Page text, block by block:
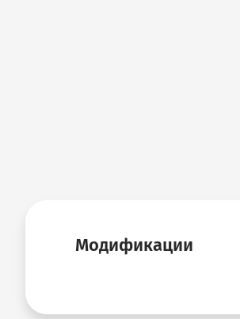
Модификации